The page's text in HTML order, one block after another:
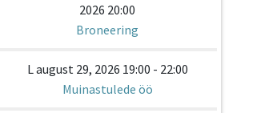
2026 20:00
Broneering
L august 29, 2026 19:00 - 22:00
Muinastulede öö